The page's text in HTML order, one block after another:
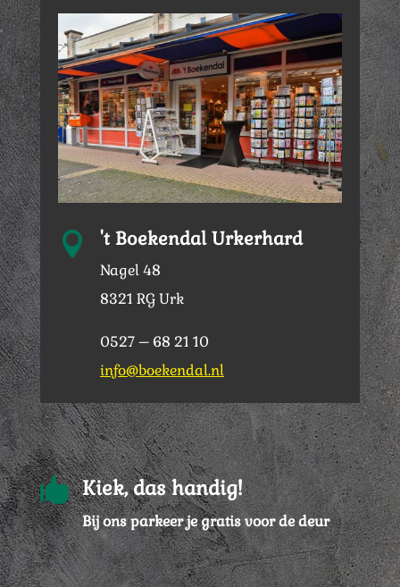
 't Boekendal Urkerhard
Nagel 48
8321 RG Urk
0527 – 68 21 10
info@boekendal.nl
 Kiek, das handig!
Bij ons parkeer je gratis voor de deur